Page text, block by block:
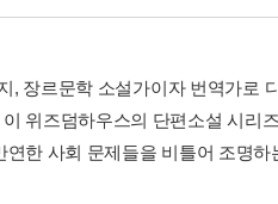
, 장르문학 소설가이자 번역가로
위즈덤하우스의 단편소설 시리
연한 사회 문제들을 비틀어 조명